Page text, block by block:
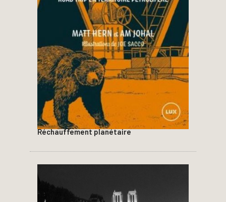
Réchauffement planétaire